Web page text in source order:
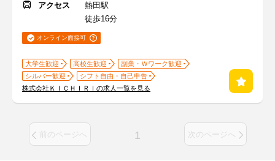
アクセス
熱田駅
徒歩16分
オンライン面接可
大学生歓迎 高校生歓迎
副業・Ｗワーク歓迎
シルバー歓迎
シフト自由・自己申告
株式会社ＫＩＣＨＩＲＩの求人一覧を見る
前のページへ 1 次のページへ